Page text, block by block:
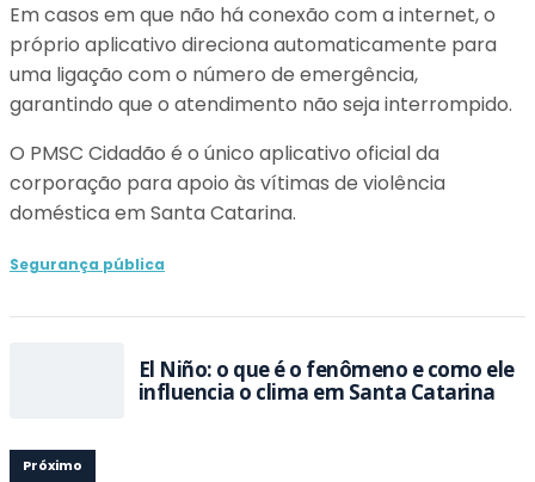
Em casos em que não há conexão com a internet, o
próprio aplicativo direciona automaticamente para
uma ligação com o número de emergência,
garantindo que o atendimento não seja interrompido.
O PMSC Cidadão é o único aplicativo oficial da
corporação para apoio às vítimas de violência
doméstica em Santa Catarina.
Segurança pública
El Niño: o que é o fenômeno e como ele
influencia o clima em Santa Catarina
Próximo